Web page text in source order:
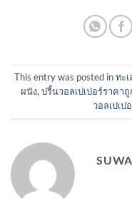
This entry was posted inทะเ
ผนัง,ปริ้นวอลเปเปอร์ราคาถู
วอลเปเป